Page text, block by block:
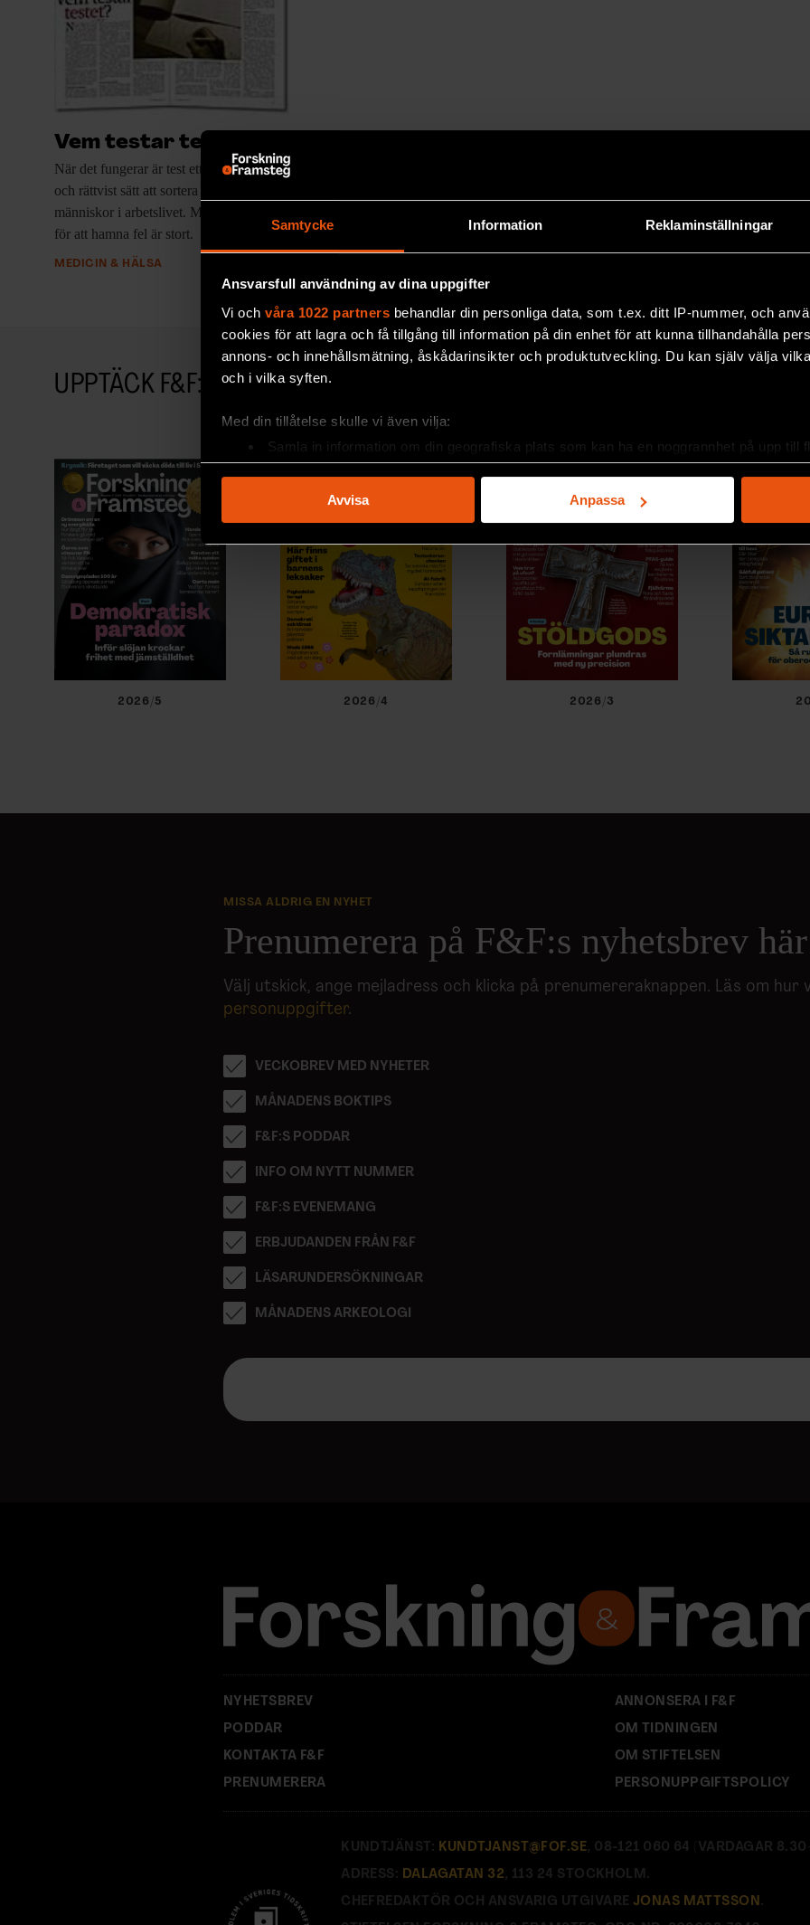
Samtycke Information Reklaminställningar
Ansvarsfull användning av dina uppgifter
Vi och våra 1022 partners behandlar din personliga data, som t.ex. ditt IP-nummer, och
cookies för att lagra och få tillgång till information på din enhet för att kunna tillhandahålla
annons- och innehållsmätning, åskådarinsikter och produktutveckling. Du kan själv välja
och i vilka syften.
Med din tillåtelse skulle vi även vilja:
Samla in information om din geografiska plats som kan ha en noggrannhet på upp till
Identifiera din enhet genom att aktivt skanna den för specifika kännetecken
Ta reda på mer om hur dina personliga uppgifter behandlas och ställ in dina preferenser i
Vi använder enhetsidentifierare för att anpassa innehållet och annonserna till användarna,
sociala medier och analysera vår trafik. Vi vidarebefordrar även sådana identifierare och
till de sociala medier och annons- och analysföretag som vi samarbetar med. Dessa kan i
med annan information som du har tillhandahållit eller som de har samlat in när du har
Avvisa Anpassa
Vem testar testet?
När det fungerar är test ett enkelt, billigt
och rättvist sätt att sortera och välja ut
människor i arbetslivet. Men utrymmet
för att hamna fel är stort.
MEDICIN & HÄLSA
UPPTÄCK F&F:S ARKIV!
2026/5 2026/4 2026/3
MISSA ALDRIG EN NYHET
Prenumerera på F&F:s nyhetsbrev
Välj utskick, ange mejladress och klicka på prenumereraknappen. Läs om hur
personuppgifter.
VECKOBREV MED NYHETER
MÅNADENS BOKTIPS
F&F:S PODDAR
INFO OM NYTT NUMMER
F&F:S EVENEMANG
ERBJUDANDEN FRÅN F&F
LÄSARUNDERSÖKNINGAR
MÅNADENS ARKEOLOGI
E
p
s
NYHETSBREV
PODDAR
KONTAKTA F&F
PRENUMERERA
ANNONSERA I F&F
OM TIDNINGEN
OM STIFTELSEN
PERSONUPPGIFTSPOLICY
KUNDTJÄNST: KUNDTJANST@FOF.SE, 08-121 060 64 (VARDAGAR
ADRESS: DALAGATAN 32 , 113 24 STOCKHOLM.
CHEFREDAKTÖR OCH ANSVARIG UTGIVARE JONAS MATTSSON .